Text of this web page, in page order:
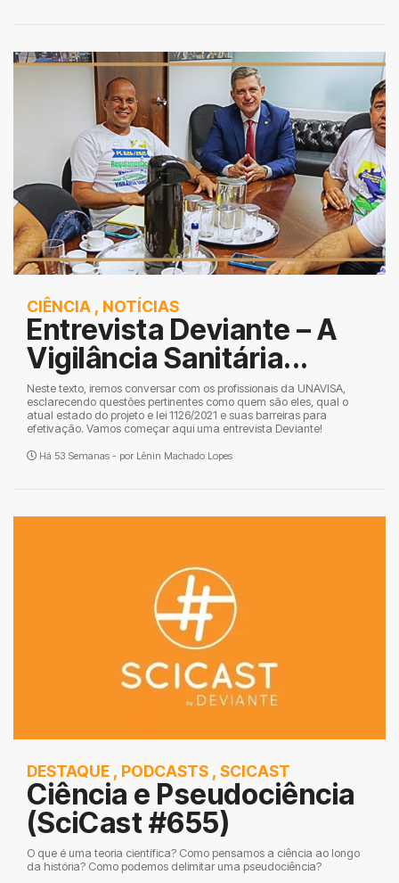
CIÊNCIA , NOTÍCIAS
Entrevista Deviante – A
Vigilância Sanitária...
Neste texto, iremos conversar com os profissionais da UNAVISA,
esclarecendo questões pertinentes como quem são eles, qual o
atual estado do projeto e lei 1126/2021 e suas barreiras para
efetivação. Vamos começar aqui uma entrevista Deviante!
Há 53 Semanas - por Lênin Machado Lopes
DESTAQUE , PODCASTS , SCICAST
Ciência e Pseudociência
(SciCast #655)
O que é uma teoria científica? Como pensamos a ciência ao longo
da história? Como podemos delimitar uma pseudociência?